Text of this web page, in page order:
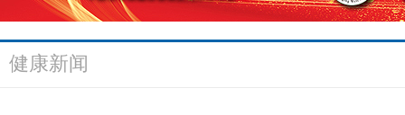
健康新闻